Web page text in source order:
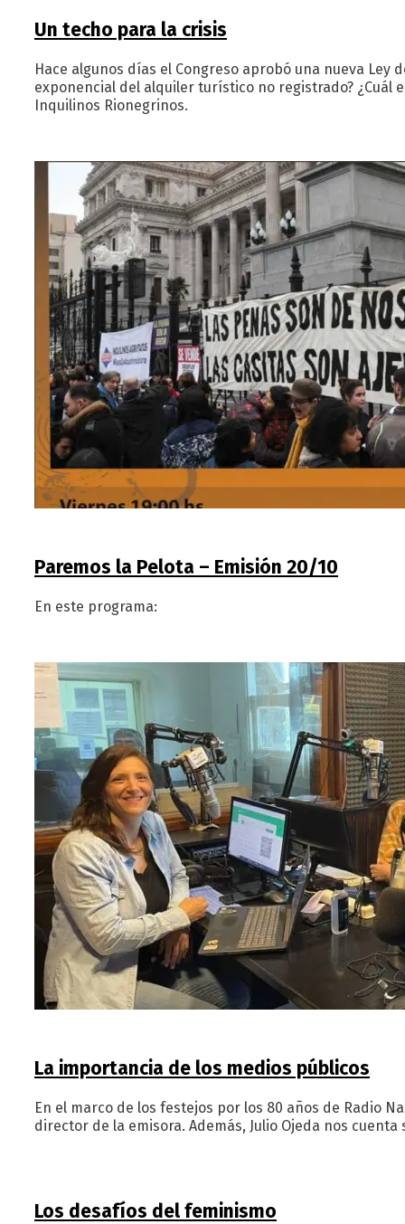
Un techo para la crisis
Hace algunos días el Congreso aprobó una nueva
exponencial del alquiler turístico no registrado? ¿Cuál
Inquilinos Rionegrinos.
Paremos la Pelota – Emisión 20/10
En este programa:
La importancia de los medios públicos
En el marco de los festejos por los 80 años de Radio
director de la emisora. Además, Julio Ojeda nos
Los desafíos del feminismo